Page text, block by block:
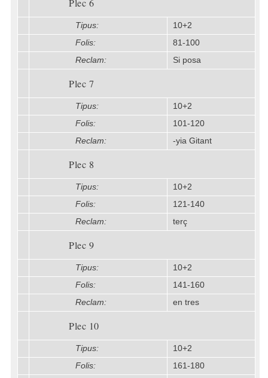
Plec 6
Tipus:
10+2
Folis:
81-100
Reclam:
Si posa
Plec 7
Tipus:
10+2
Folis:
101-120
Reclam:
-yia Gitant
Plec 8
Tipus:
10+2
Folis:
121-140
Reclam:
terç
Plec 9
Tipus:
10+2
Folis:
141-160
Reclam:
en tres
Plec 10
Tipus:
10+2
Folis:
161-180